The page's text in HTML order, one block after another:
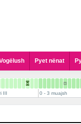
Pyet nënat
III 0 - 3 muajsh